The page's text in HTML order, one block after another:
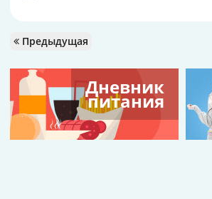
Предыдущая
Дневник
питания